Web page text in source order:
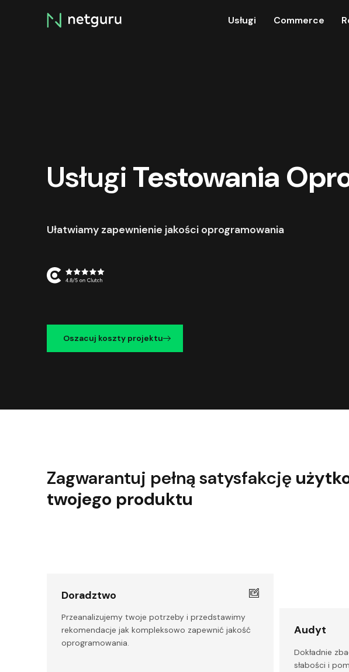
Skip
menu
Usługi Commerce
Usługi Testowania
Ułatwiamy zapewnienie jakości oprogramowania
Oszacuj koszty projektu
Zagwarantuj pełną satysfakcję
twojego produktu
Doradztwo
Przeanalizujemy twoje potrzeby i przedstawimy
rekomendacje jak kompleksowo zapewnić jakość
oprogramowania.
Audyt
Dokładnie
słabości i